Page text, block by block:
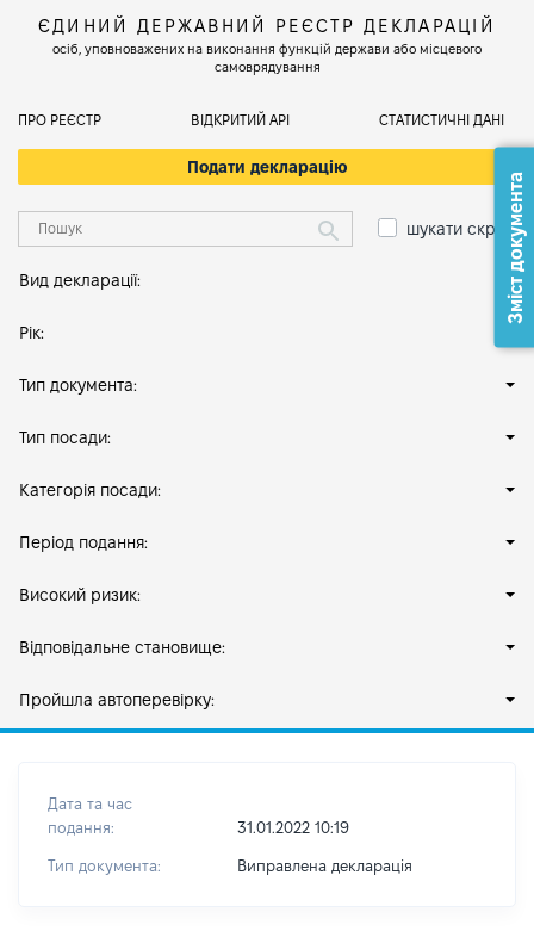
ЄДИНИЙ ДЕРЖАВНИЙ РЕЄСТР ДЕКЛАРАЦІЙ
осіб, уповноважених на виконання функцій держави або місцевого
самоврядування
ПРО РЕЄСТР ВІДКРИТИЙ АРІ СТАТИСТИЧНІ ДАНІ
Подати декларацію
шукати скрізь
Вид декларації:
Рік:
Тип документа:
Тип посади:
Категорія посади:
Період подання:
Високий ризик:
Відповідальне становище:
Пройшла автоперевірку:
Дата та час
подання:
31.01.2022 10:19
Тип документа: Виправлена декларація
Зміст документа